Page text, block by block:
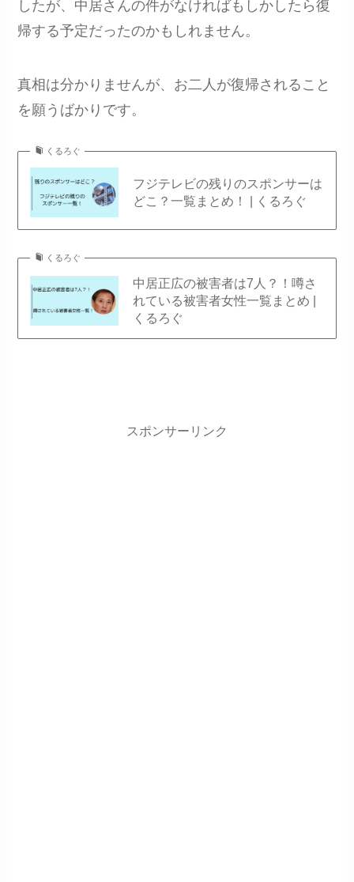
したが、中居さんの件がなければもしかしたら復
帰する予定だったのかもしれません。
真相は分かりませんが、お二人が復帰されること
を願うばかりです。
くるろぐ
フジテレビの残りのスポンサーは
どこ？一覧まとめ！ | くるろぐ
くるろぐ
中居正広の被害者は7人？！噂さ
れている被害者女性一覧まとめ |
くるろぐ
スポンサーリンク